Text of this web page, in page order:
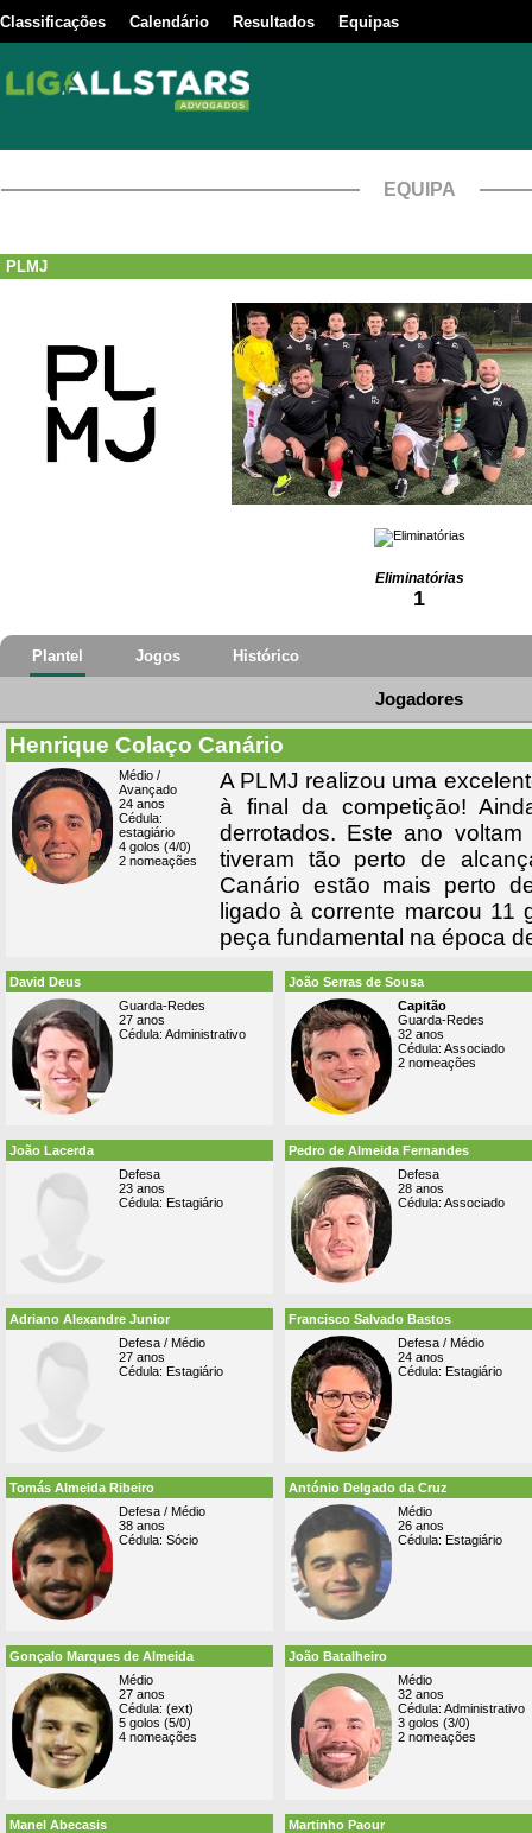
Classificações Calendário Resultados Equipas
EQUIPA
PLMJ
Eliminatórias
1
Plantel Jogos Histórico
Jogadores
Henrique Colaço Canário
Médio /
Avançado
24 anos
Cédula:
estagiário
4 golos (4/0)
2 nomeações
A PLMJ realizou uma
à final da competição!
derrotados. Este ano
tiveram tão perto de
Canário estão mais perto
ligado à corrente marcou
peça fundamental na época
David Deus
Guarda-Redes
27 anos
Cédula: Administrativo
João Serras de Sousa
Capitão
Guarda-Redes
32 anos
Cédula: Associado
2 nomeações
João Lacerda
Defesa
23 anos
Cédula: Estagiário
Pedro de Almeida Fernandes
Defesa
28 anos
Cédula: Associado
Adriano Alexandre Junior
Defesa / Médio
27 anos
Cédula: Estagiário
Francisco Salvado Bastos
Defesa / Médio
24 anos
Cédula: Estagiário
Tomás Almeida Ribeiro
Defesa / Médio
38 anos
Cédula: Sócio
António Delgado da Cruz
Médio
26 anos
Cédula: Estagiário
Gonçalo Marques de Almeida
Médio
27 anos
Cédula: (ext)
5 golos (5/0)
4 nomeações
João Batalheiro
Médio
32 anos
Cédula: Administrativo
3 golos (3/0)
2 nomeações
Manel Abecasis
Martinho Paour